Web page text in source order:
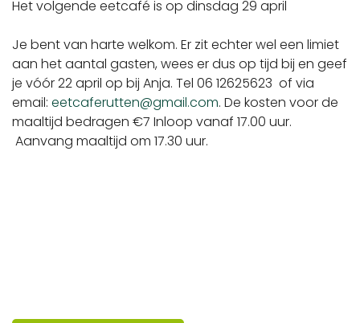
Het volgende eetcafé is op dinsdag 29 april
Je bent van harte welkom. Er zit echter wel een limiet
aan het aantal gasten, wees er dus op tijd bij en geef
je vóór 22 april op bij Anja. Tel 06 12625623 of via
email: eetcaferutten@gmail.com. De kosten voor de
maaltijd bedragen €7 Inloop vanaf 17.00 uur.
Aanvang maaltijd om 17.30 uur.